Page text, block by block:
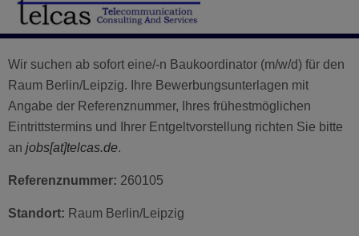
Wir suchen ab sofort eine/-n Baukoordinator (m/w/d) für den
Raum Berlin/Leipzig. Ihre Bewerbungsunterlagen mit
Angabe der Referenznummer, Ihres frühestmöglichen
Eintrittstermins und Ihrer Entgeltvorstellung richten Sie bitte
an jobs[at]telcas.de.
Referenznummer: 260105
Standort: Raum Berlin/Leipzig